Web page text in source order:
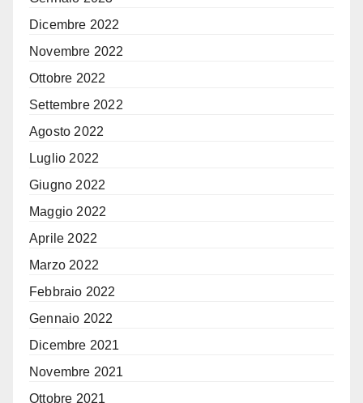
Dicembre 2022
Novembre 2022
Ottobre 2022
Settembre 2022
Agosto 2022
Luglio 2022
Giugno 2022
Maggio 2022
Aprile 2022
Marzo 2022
Febbraio 2022
Gennaio 2022
Dicembre 2021
Novembre 2021
Ottobre 2021